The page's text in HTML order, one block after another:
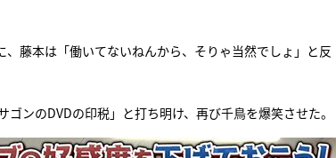
藤本は「働いてないねんから、そりゃ当然でしょ」と反
ンのDVDの印税」と打ち明け、再び千鳥を爆笑させた。